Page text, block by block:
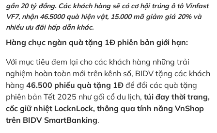
gần 20 tỷ đồng. Các khách hàng sẽ có cơ hội trúng ô tô Vinfast
VF7, nhận 46.5000 quà hiện vật, 15.000 mã giảm giá 20% và
nhiều ưu đãi hấp dẫn khác.
Hàng chục ngàn quà tặng 1Đ phiên bản giới hạn:
Với mục tiêu đem lại cho các khách hàng những trải
nghiệm hoàn toàn mới trên kênh số, BIDV tặng các khách
hàng 46.500 phiếu quà tặng 1Đ để đổi các quà tặng
phiên bản Tết 2025 như gối cổ du lịch, túi đay thời trang,
cốc giữ nhiệt LocknLock, thông qua tính năng VnShop
trên BIDV SmartBanking.